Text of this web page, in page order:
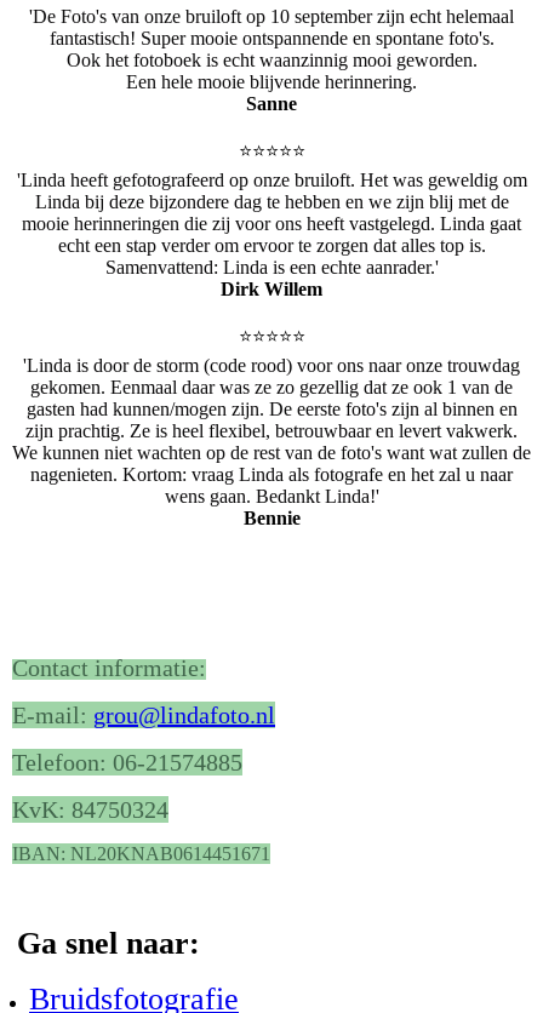
'De Foto's van onze bruiloft op 10 september zijn echt helemaal
fantastisch! Super mooie ontspannende en spontane foto's.
Ook het fotoboek is echt waanzinnig mooi geworden.
Een hele mooie blijvende herinnering.
Sanne
⭐️⭐️⭐️⭐️⭐️
'Linda heeft gefotografeerd op onze bruiloft. Het was geweldig om
Linda bij deze bijzondere dag te hebben en we zijn blij met de
mooie herinneringen die zij voor ons heeft vastgelegd. Linda gaat
echt een stap verder om ervoor te zorgen dat alles top is.
Samenvattend: Linda is een echte aanrader.'
Dirk Willem
⭐️⭐️⭐️⭐️⭐️
'Linda is door de storm (code rood) voor ons naar onze trouwdag
gekomen. Eenmaal daar was ze zo gezellig dat ze ook 1 van de
gasten had kunnen/mogen zijn. De eerste foto's zijn al binnen en
zijn prachtig. Ze is heel flexibel, betrouwbaar en levert vakwerk.
We kunnen niet wachten op de rest van de foto's want wat zullen de
nagenieten. Kortom: vraag Linda als fotografe en het zal u naar
wens gaan. Bedankt Linda!'
Bennie
Contact informatie:
E-mail: grou@lindafoto.nl
Telefoon: 06-21574885
KvK: 84750324
IBAN: NL20KNAB0614451671
Ga snel naar:
Bruidsfotografie